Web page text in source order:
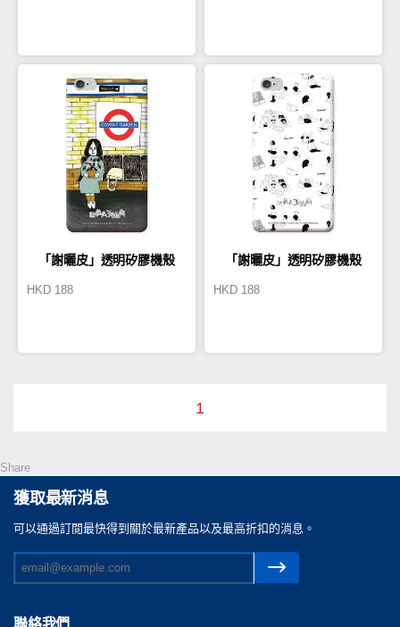
「謝曬皮」透明矽膠機殼
HKD 188
「謝曬皮」透明矽膠機殼
HKD 188
1
Share
獲取最新消息
可以通過訂閲最快得到關於最新產品以及最高折扣的消息。
聯絡我們